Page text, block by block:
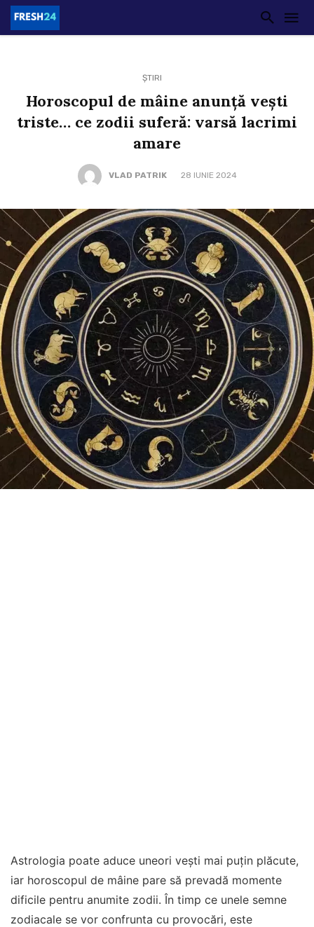
ȘTIRI
Horoscopul de mâine anunță vești
triste… ce zodii suferă: varsă lacrimi
amare
VLAD PATRIK 28 IUNIE 2024
Astrologia poate aduce uneori vești mai puțin plăcute,
iar horoscopul de mâine pare să prevadă momente
dificile pentru anumite zodii. În timp ce unele semne
zodiacale se vor confrunta cu provocări, este